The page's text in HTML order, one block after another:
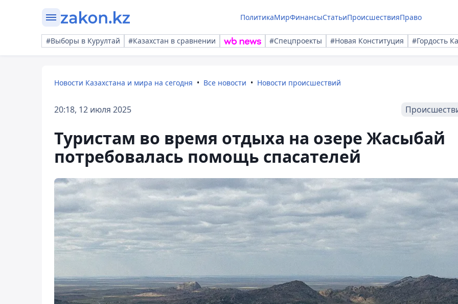
ПолитикаМирФинансыСтатьиПроисшествияПраво
#Выборы в Курултай #Казахстан в сравнении #Спецпроекты #Новая Конституция #Гордость
Новости Казахстана и мира на сегодня Все новости Новости происшествий
20:18, 12 июля 2025
Туристам во время отдыха на озере Жасыбай
потребовалась помощь спасателей